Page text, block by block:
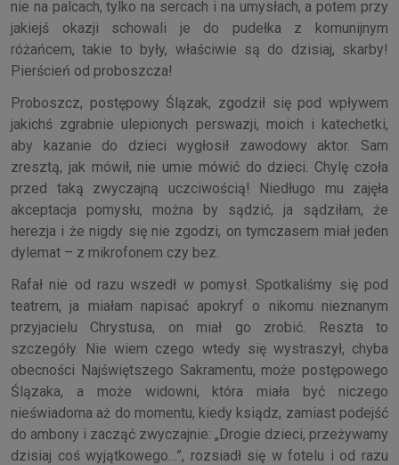
nie na palcach, tylko na sercach i na umysłach, a potem przy
jakiejś okazji schowali je do pudełka z komunijnym
różańcem, takie to były, właściwie są do dzisiaj, skarby!
Pierścień od proboszcza!
Proboszcz, postępowy Ślązak, zgodził się pod wpływem
jakichś zgrabnie ulepionych perswazji, moich i katechetki,
aby kazanie do dzieci wygłosił zawodowy aktor. Sam
zresztą, jak mówił, nie umie mówić do dzieci. Chylę czoła
przed taką zwyczajną uczciwością! Niedługo mu zajęła
akceptacja pomysłu, można by sądzić, ja sądziłam, że
herezja i że nigdy się nie zgodzi, on tymczasem miał jeden
dylemat – z mikrofonem czy bez.
Rafał nie od razu wszedł w pomysł. Spotkaliśmy się pod
teatrem, ja miałam napisać apokryf o nikomu nieznanym
przyjacielu Chrystusa, on miał go zrobić. Reszta to
szczegóły. Nie wiem czego wtedy się wystraszył, chyba
obecności Najświętszego Sakramentu, może postępowego
Ślązaka, a może widowni, która miała być niczego
nieświadoma aż do momentu, kiedy ksiądz, zamiast podejść
do ambony i zacząć zwyczajnie: „Drogie dzieci, przeżywamy
dzisiaj coś wyjątkowego…”, rozsiadł się w fotelu i od razu